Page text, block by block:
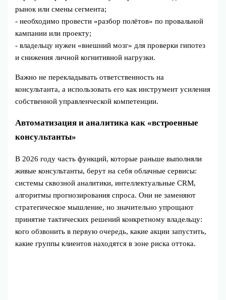
рынок или смены сегмента;
- необходимо провести «разбор полётов» по провальной
кампании или проекту;
- владельцу нужен «внешний мозг» для проверки гипотез
и снижения личной когнитивной нагрузки.
Важно не перекладывать ответственность на
консультанта, а использовать его как инструмент усиления
собственной управленческой компетенции.
Автоматизация и аналитика как «встроенные
консультанты»
В 2026 году часть функций, которые раньше выполняли
живые консультанты, берут на себя облачные сервисы:
системы сквозной аналитики, интеллектуальные CRM,
алгоритмы прогнозирования спроса. Они не заменяют
стратегическое мышление, но значительно упрощают
принятие тактических решений конкретному владельцу:
кого обзвонить в первую очередь, какие акции запустить,
какие группы клиентов находятся в зоне риска оттока.